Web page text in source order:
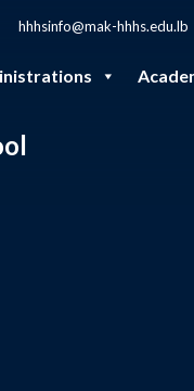
hhhsinfo@mak-hhhs.edu.lb